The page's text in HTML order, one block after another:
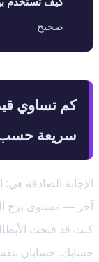
صحيح
كم تساوي
سريعة حسب
الإجابة الصادقة
آخر — مستوى برج
كنت قد فتحت